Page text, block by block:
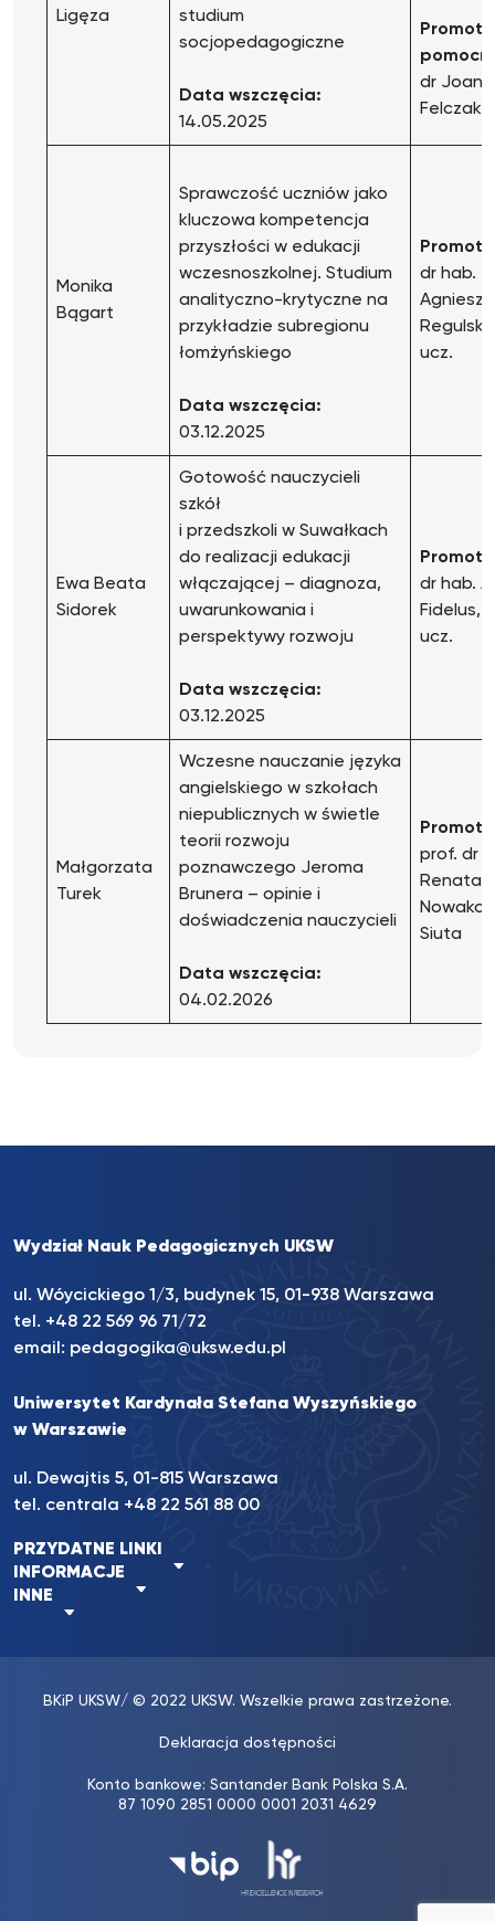
Ligęza
studium
socjopedagogiczne
Data wszczęcia:
14.05.2025
dr
Felczak
Monika
Bągart
Sprawczość uczniów jako
kluczowa kompetencja
przyszłości w edukacji
wczesnoszkolnej. Studium
analityczno-krytyczne na
przykładzie subregionu
łomżyńskiego
Data wszczęcia:
03.12.2025
dr hab.
ucz.
Ewa Beata
Sidorek
Gotowość nauczycieli
szkół
i przedszkoli w Suwałkach
do realizacji edukacji
włączającej – diagnoza,
uwarunkowania i
perspektywy rozwoju
Data wszczęcia:
03.12.2025
dr hab.
Fidelus,
ucz.
Małgorzata
Turek
Wczesne nauczanie języka
angielskiego w szkołach
niepublicznych w świetle
teorii rozwoju
poznawczego Jeroma
Brunera – opinie i
doświadczenia nauczycieli
Data wszczęcia:
04.02.2026
prof. dr
Renata
Siuta
Wydział Nauk Pedagogicznych UKSW
ul. Wóycickiego 1/3, budynek 15, 01-938 Warszawa
tel. +48 22 569 96 71/72
email: pedagogika@uksw.edu.pl
Uniwersytet Kardynała Stefana Wyszyńskiego
w Warszawie
ul. Dewajtis 5, 01-815 Warszawa
tel. centrala +48 22 561 88 00
PRZYDATNE LINKI
INFORMACJE
INNE
BKiP UKSW/ © 2022 UKSW. Wszelkie prawa zastrzeżone.
Deklaracja dostępności
Konto bankowe: Santander Bank Polska S.A.
87 1090 2851 0000 0001 2031 4629